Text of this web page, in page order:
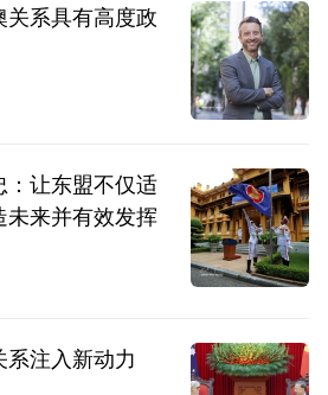
系具有高度政
：让东盟不仅适
未来并有效发挥
注入新动力